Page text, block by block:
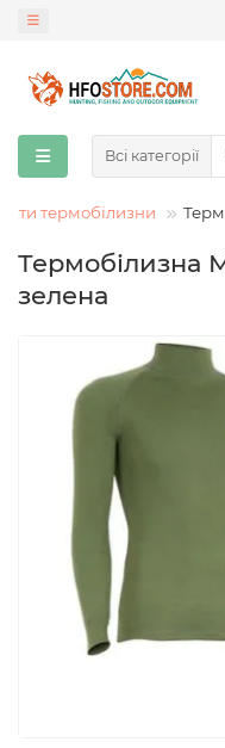
Всі категорії
термобілизни
Термобілизна
зелена